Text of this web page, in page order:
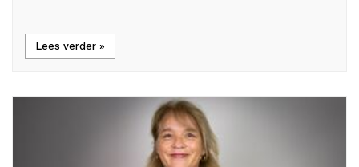
Lees verder »